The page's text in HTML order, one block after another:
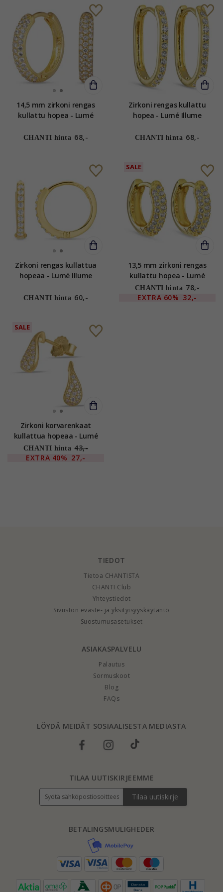
14,5 mm zirkoni rengas
kullattu hopea - Lumé
CHANTI hinta 68,-
Zirkoni rengas kullattu
hopea - Lumé Illume
CHANTI hinta 68,-
Zirkoni rengas kullattua
hopeaa - Lumé Illume
CHANTI hinta 60,-
SALE
13,5 mm zirkoni rengas
kullattu hopea - Lumé
Illume
CHANTI hinta 78,-
EXTRA 60% 32,-
SALE
Zirkoni korvarenkaat
kullattua hopeaa - Lumé
Illume
CHANTI hinta 43,-
EXTRA 40% 27,-
TIEDOT
Tietoa CHANTISTA
CHANTI Club
Yhteystiedot
Sivuston eväste- ja yksityisyyskäytäntö
Suostumusasetukset
ASIAKASPALVELU
Palautus
Sormuskoot
Blog
FAQs
LÖYDÄ MEIDÄT SOSIAALISESTA MEDIASTA
BETALINGSMULIGHEDER
TILAA UUTISKIRJEEMME
Tilaa uutiskirje